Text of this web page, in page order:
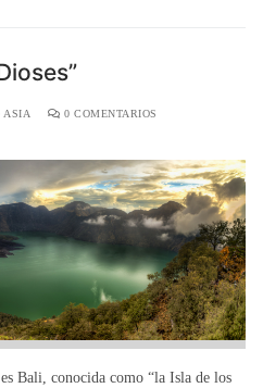
ASIA 0 COMENTARIOS
Bali, conocida como “la Isla de los